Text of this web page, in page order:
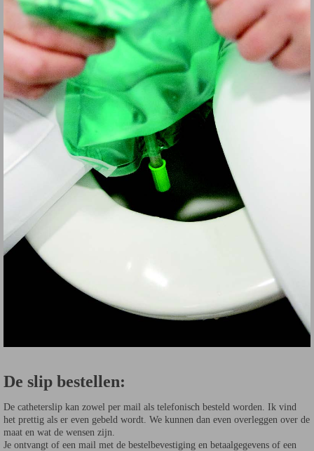
De slip bestellen:
De catheterslip kan zowel per mail als telefonisch besteld worden. Ik vind
het prettig als er even gebeld wordt. We kunnen dan even overleggen over de
maat en wat de wensen zijn.
Je ontvangt of een mail met de bestelbevestiging en betaalgegevens of een